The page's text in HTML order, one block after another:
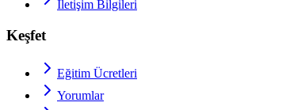
İletişim Bilgileri
Keşfet
Eğitim Ücretleri
Yorumlar